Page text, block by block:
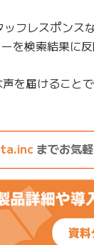
フレスポンス
を検索結果に
を届けること
までお気